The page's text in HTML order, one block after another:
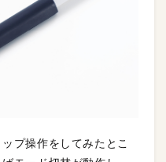
プ操作をしてみたとこ